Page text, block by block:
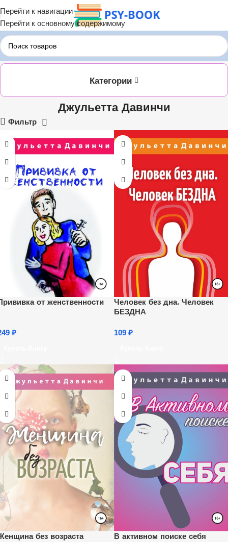
Перейти к навигации
Перейти к основному содержимому
Главная ЛИТРЕС Джульетта Давинчи
Категории
Джульетта Давинчи
Фильтр
от женственности
₽
Человек без дна. Человек
БЕЗДНА
109 ₽
без возраста В активном поиске себя